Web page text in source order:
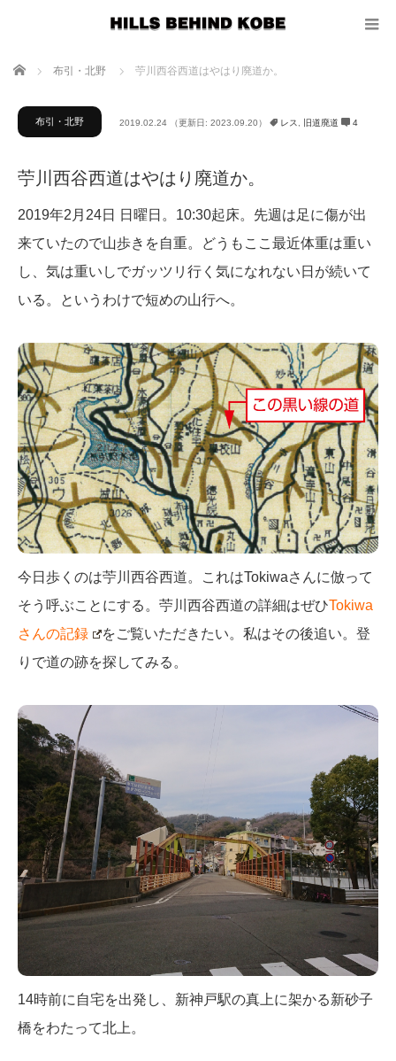
ホーム 布引・北野 苧川西谷西道はやはり廃道か。
布引・北野 2019.02.24 （更新日: 2023.09.20） レス 旧道廃道 4
苧川西谷西道はやはり廃道か。
2019年2月24日 日曜日。10:30起床。先週は足に傷が出
来ていたので山歩きを自重。どうもここ最近体重は重い
し、気は重いしでガッツリ行く気になれない日が続いて
いる。というわけで短めの山行へ。
今日歩くのは苧川西谷西道。これはTokiwaさんに倣って
そう呼ぶことにする。苧川西谷西道の詳細はぜひTokiwa
さんの記録
をご覧いただきたい。私はその後追い。登
りで道の跡を探してみる。
14時前に自宅を出発し、新神戸駅の真上に架かる新砂子
橋をわたって北上。